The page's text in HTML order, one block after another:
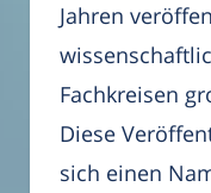
Jahren
Fachkreisen
Diese
sich einen